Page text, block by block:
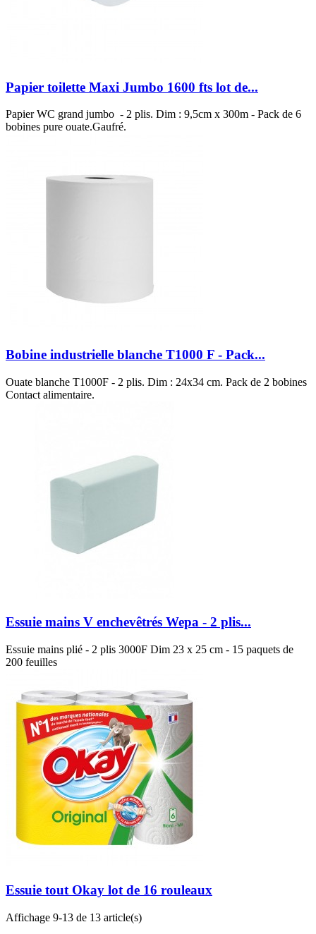
Papier toilette Maxi Jumbo 1600 fts lot de...
Papier WC grand jumbo - 2 plis. Dim : 9,5cm x 300m - Pack de 6
bobines pure ouate.Gaufré.
Bobine industrielle blanche T1000 F - Pack...
Ouate blanche T1000F - 2 plis. Dim : 24x34 cm. Pack de 2 bobines
Contact alimentaire.
Essuie mains V enchevêtrés Wepa - 2 plis...
Essuie mains plié - 2 plis 3000F Dim 23 x 25 cm - 15 paquets de
200 feuilles
Essuie tout Okay lot de 16 rouleaux
Affichage 9-13 de 13 article(s)